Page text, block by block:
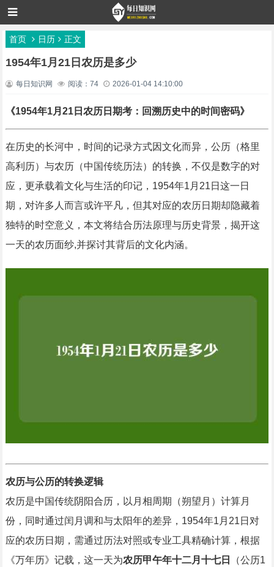
首页 日历 正文
1954年1月21日农历是多少
每日知识网 阅读：74 2026-01-04 14:10:00
《1954年1月21日农历日期考：回溯历史中的时间密码》
在历史的长河中，时间的记录方式因文化而异，公历（格里
高利历）与农历（中国传统历法）的转换，不仅是数字的对
应，更承载着文化与生活的印记，1954年1月21日这一日
期，对许多人而言或许平凡，但其对应的农历日期却隐藏着
独特的时空意义，本文将结合历法原理与历史背景，揭开这
一天的农历面纱,并探讨其背后的文化内涵。
农历与公历的转换逻辑
农历是中国传统阴阳合历，以月相周期（朔望月）计算月
份，同时通过闰月调和与太阳年的差异，1954年1月21日对
应的农历日期，需通过历法对照或专业工具精确计算，根据
《万年历》记载，这一天为农历甲午年十二月十七日
（公历1